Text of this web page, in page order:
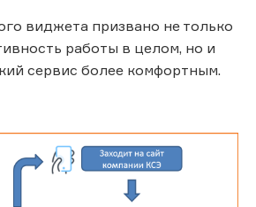
виджета призвано не только
работы в целом, но и
сервис более комфортным.